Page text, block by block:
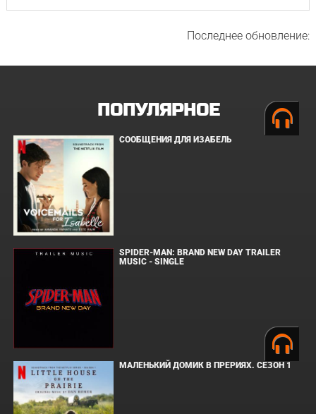
Последнее обновление:
ПОПУЛЯРНОЕ
СООБЩЕНИЯ ДЛЯ ИЗАБЕЛЬ
SPIDER-MAN: BRAND NEW DAY TRAILER
MUSIC - SINGLE
МАЛЕНЬКИЙ ДОМИК В ПРЕРИЯХ. СЕЗОН 1